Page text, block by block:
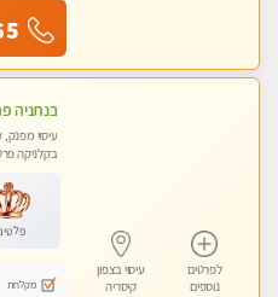
לפרטים
נוספים
עיסוי בצפון
קיסריה
עיסוי מפנק,
בקלניקה
מקלחת